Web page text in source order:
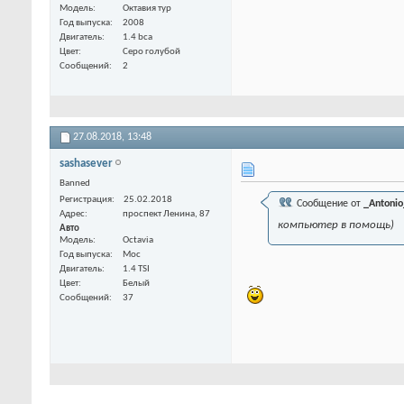
Модель
Октавия тур
Год выпуска
2008
Двигатель
1.4 bca
Цвет
Ceро голубой
Сообщений
2
27.08.2018, 13:48
sashasever
Banned
Регистрация
25.02.2018
Адрес
проспект Ленина, 87
Авто
Модель
Octavia
Год выпуска
Мос
Двигатель
1.4 TSI
Цвет
Белый
Сообщений
37
Сообщение от
компьютер в помощь)